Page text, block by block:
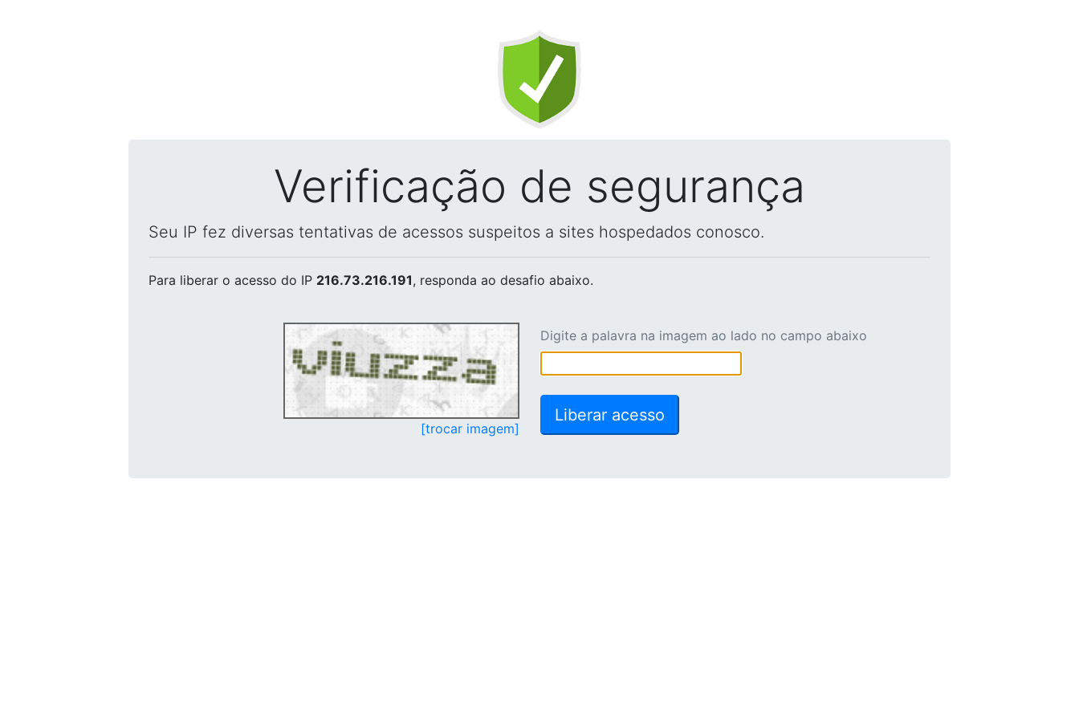
Verificação de segurança
Seu IP fez diversas tentativas de acessos suspeitos a sites hospedados conosco.
Para liberar o acesso do IP 216.73.216.191, responda ao desafio abaixo.
[trocar imagem]
Digite a palavra na imagem ao lado no campo abaixo